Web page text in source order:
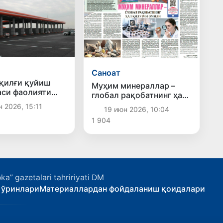
қуйиш
фаолияти
2026, 15:11
Саноат
Муҳим минераллар –
глобал рақобатнинг ҳал
қилувчи омили
19 июн 2026, 10:04
1 904
gazetalari tahririyati DM
Материаллардан фойдаланиш қоидалари